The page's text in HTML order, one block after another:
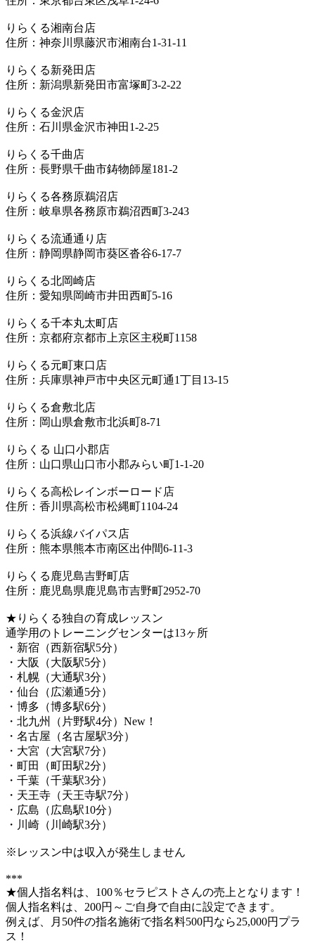
りらくる湘南台店
住所：神奈川県藤沢市湘南台1-31-11
りらくる新発田店
住所：新潟県新発田市富塚町3-2-22
りらくる金沢店
住所：石川県金沢市神田1-2-25
りらくる千曲店
住所：長野県千曲市鋳物師屋181-2
りらくる各務原鵜沼店
住所：岐阜県各務原市鵜沼西町3-243
りらくる流通通り店
住所：静岡県静岡市葵区沓谷6-17-7
りらくる北岡崎店
住所：愛知県岡崎市井田西町5-16
りらくる千本丸太町店
住所：京都府京都市上京区主税町1158
りらくる元町東口店
住所：兵庫県神戸市中央区元町通1丁目13-15
りらくる倉敷北店
住所：岡山県倉敷市北浜町8-71
りらくる 山口小郡店
住所：山口県山口市小郡みらい町1-1-20
りらくる高松レインボーロード店
住所：香川県高松市松縄町1104-24
りらくる浜線バイパス店
住所：熊本県熊本市南区出仲間6-11-3
りらくる鹿児島吉野町店
住所：鹿児島県鹿児島市吉野町2952-70
★りらくる独自の育成レッスン
通学用のトレーニングセンターは13ヶ所
・新宿（西新宿駅5分）
・大阪（大阪駅5分）
・札幌（大通駅3分）
・仙台（広瀬通5分）
・博多（博多駅6分）
・北九州（片野駅4分）New！
・名古屋（名古屋駅3分）
・大宮（大宮駅7分）
・町田（町田駅2分）
・千葉（千葉駅3分）
・天王寺（天王寺駅7分）
・広島（広島駅10分）
・川崎（川崎駅3分）
※レッスン中は収入が発生しません
***
★個人指名料は、100％セラピストさんの売上となります！
個人指名料は、200円～ご自身で自由に設定できます。
例えば、月50件の指名施術で指名料500円なら25,000円プラ
ス！